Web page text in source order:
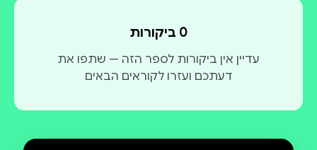
0 ביקורות
עדיין אין ביקורות לספר הזה — שתפו את
דעתכם ועזרו לקוראים הבאים